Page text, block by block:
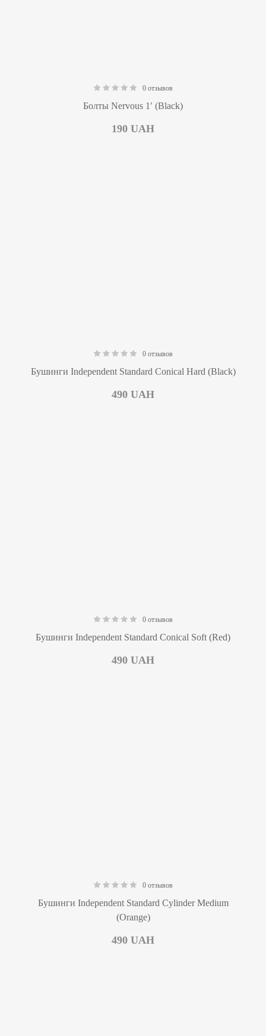
0 отзывов
Болты Nervous 1′ (Black)
190 UAH
0 отзывов
Бушинги Independent Standard Conical Hard (Black)
490 UAH
0 отзывов
Бушинги Independent Standard Conical Soft (Red)
490 UAH
0 отзывов
Бушинги Independent Standard Cylinder Medium
(Orange)
490 UAH